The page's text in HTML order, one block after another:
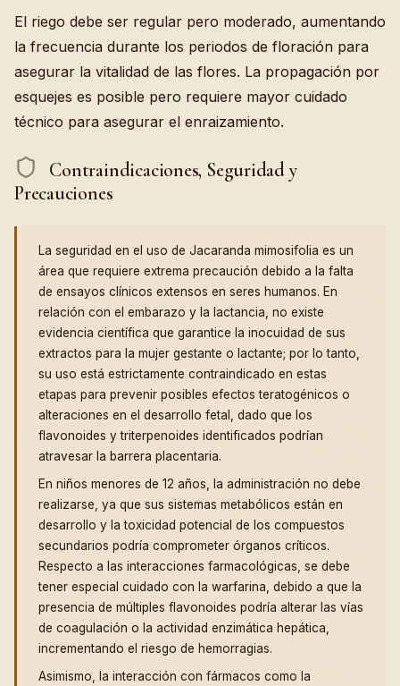
El riego debe ser regular pero moderado, aumentando
la frecuencia durante los periodos de floración para
asegurar la vitalidad de las flores. La propagación por
esquejes es posible pero requiere mayor cuidado
técnico para asegurar el enraizamiento.
Contraindicaciones, Seguridad y
Precauciones
La seguridad en el uso de Jacaranda mimosifolia es un
área que requiere extrema precaución debido a la falta
de ensayos clínicos extensos en seres humanos. En
relación con el embarazo y la lactancia, no existe
evidencia científica que garantice la inocuidad de sus
extractos para la mujer gestante o lactante; por lo tanto,
su uso está estrictamente contraindicado en estas
etapas para prevenir posibles efectos teratogénicos o
alteraciones en el desarrollo fetal, dado que los
flavonoides y triterpenoides identificados podrían
atravesar la barrera placentaria.
En niños menores de 12 años, la administración no debe
realizarse, ya que sus sistemas metabólicos están en
desarrollo y la toxicidad potencial de los compuestos
secundarios podría comprometer órganos críticos.
Respecto a las interacciones farmacológicas, se debe
tener especial cuidado con la warfarina, debido a que la
presencia de múltiples flavonoides podría alterar las vías
de coagulación o la actividad enzimática hepática,
incrementando el riesgo de hemorragias.
Asimismo, la interacción con fármacos como la